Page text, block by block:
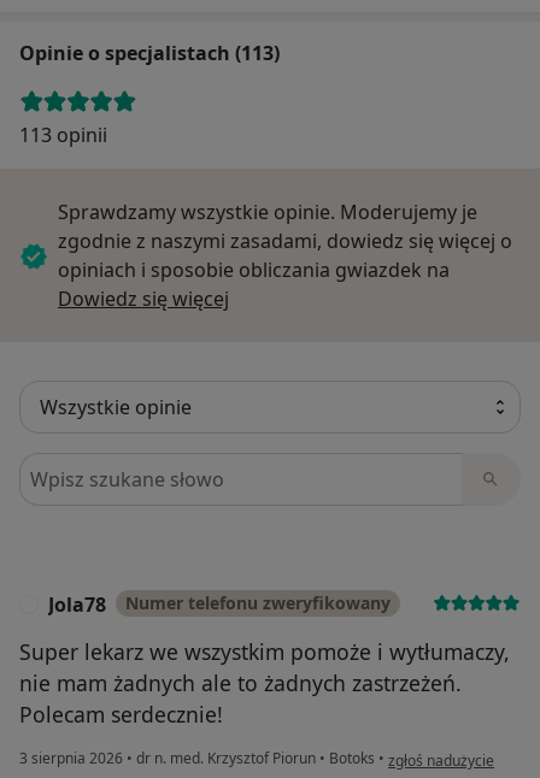
Opinie o specjalistach (113)
113 opinii
Sprawdzamy wszystkie opinie. Moderujemy je
zgodnie z naszymi zasadami, dowiedz się więcej o
opiniach i sposobie obliczania gwiazdek na
Dowiedz się więcej
Szukaj w opiniach
Jola78 Numer telefonu zweryfikowany
Super lekarz we wszystkim pomoże i wytłumaczy,
nie mam żadnych ale to żadnych zastrzeżeń.
Polecam serdecznie!
3 sierpnia 2026 • dr n. med. Krzysztof Piorun • Botoks • w opinii użytkownika
zgłoś nadużycie